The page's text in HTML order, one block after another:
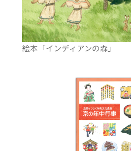
絵本「インディアンの森」